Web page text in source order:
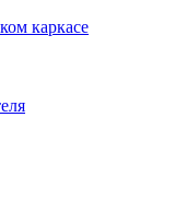
каркасе